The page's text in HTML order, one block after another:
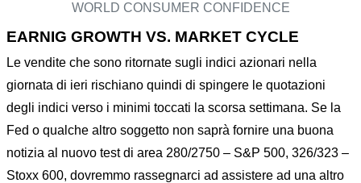
WORLD CONSUMER CONFIDENCE
EARNIG GROWTH VS. MARKET CYCLE
Le vendite che sono ritornate sugli indici azionari nella
giornata di ieri rischiano quindi di spingere le quotazioni
degli indici verso i minimi toccati la scorsa settimana. Se la
Fed o qualche altro soggetto non saprà fornire una buona
notizia al nuovo test di area 280/2750 – S&P 500, 326/323 –
Stoxx 600, dovremmo rassegnarci ad assistere ad una altro